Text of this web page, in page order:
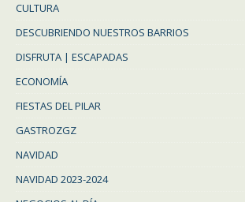
CULTURA
DESCUBRIENDO NUESTROS BARRIOS
DISFRUTA | ESCAPADAS
ECONOMÍA
FIESTAS DEL PILAR
GASTROZGZ
NAVIDAD
NAVIDAD 2023-2024